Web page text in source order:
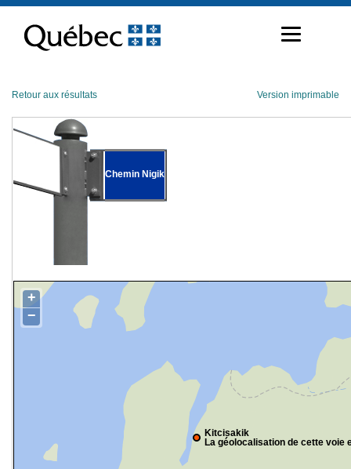
contenu
Retour aux résultats Version imprimable
Chemin Nigik
Kitcisakik
La géolocalisation de cette voie
+
−